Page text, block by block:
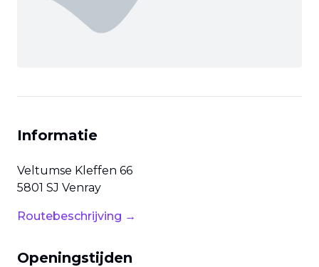
Informatie
Veltumse Kleffen 66
5801 SJ Venray
Routebeschrijving →
Openingstijden